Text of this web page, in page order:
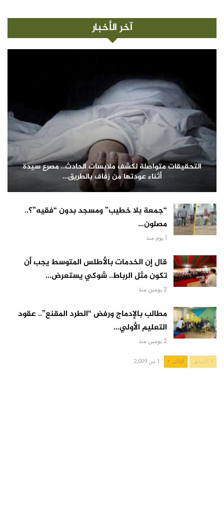
آخر الأخبار
التحقيقات متواصلة لكشف ملابسات الحادث.. مصرع سيدة
أثناء عودتها من زفاف بالطريق…
“جمعة بلا خطيب” ومسجد بدون “فقيه”؟..
مصلون…
1 يوم منذ
قال إن الخدمات بالأطلس المتوسط يجب أن
تكون مثل الرباط.. شوكي يستعرض…
2 يومين منذ
مطالب بالإدماج ورفض “الطرد المقنع”.. عقود
التعليم الأولي…
2 يومين منذ
السابق التالي 1 من 2,009